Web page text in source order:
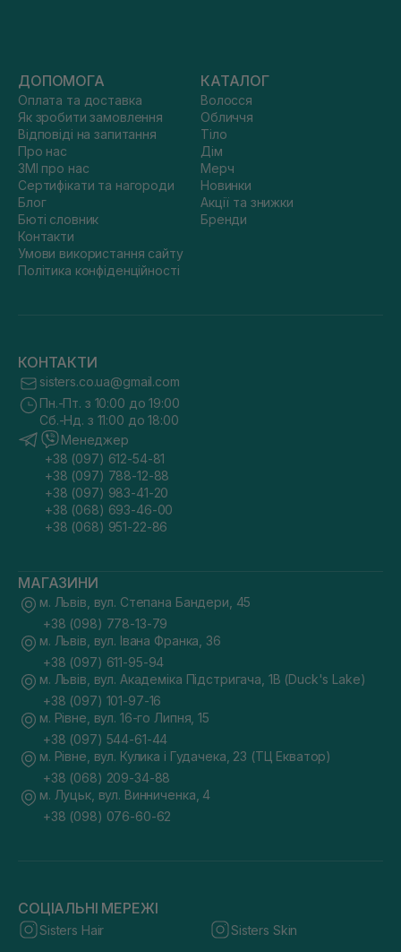
ДОПОМОГА
Оплата та доставка
Як зробити замовлення
Відповіді на запитання
Про нас
ЗМІ про нас
Сертифікати та нагороди
Блог
Бюті словник
Контакти
Умови використання сайту
Політика конфіденційності
КАТАЛОГ
Волосся
Обличчя
Тіло
Дім
Мерч
Новинки
Акції та знижки
Бренди
КОНТАКТИ
sisters.co.ua@gmail.com
Пн.-Пт. з 10:00 до 19:00
Сб.-Нд. з 11:00 до 18:00
Менеджер
+38 (097) 612-54-81
+38 (097) 788-12-88
+38 (097) 983-41-20
+38 (068) 693-46-00
+38 (068) 951-22-86
МАГАЗИНИ
м. Львів, вул. Степана Бандери, 45
+38 (098) 778-13-79
м. Львів, вул. Івана Франка, 36
+38 (097) 611-95-94
м. Львів, вул. Академіка Підстригача, 1В (Duck's Lake)
+38 (097) 101-97-16
м. Рівне, вул. 16-го Липня, 15
+38 (097) 544-61-44
м. Рівне, вул. Кулика і Гудачека, 23 (ТЦ Екватор)
+38 (068) 209-34-88
м. Луцьк, вул. Винниченка, 4
+38 (098) 076-60-62
СОЦІАЛЬНІ МЕРЕЖІ
Sisters Hair Sisters Skin